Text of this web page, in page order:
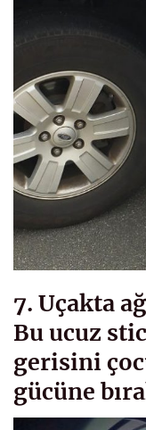
7. Uçakta
Bu ucuz
gerisini
gücüne